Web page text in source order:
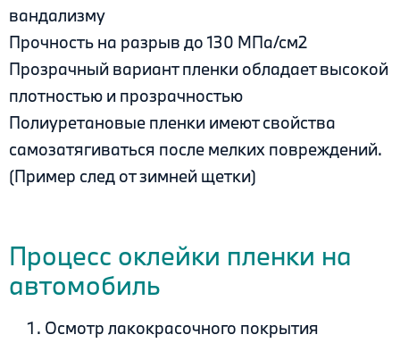
вандализму
Прочность на разрыв до 130 МПа/см2
Прозрачный вариант пленки обладает высокой
плотностью и прозрачностью
Полиуретановые пленки имеют свойства
самозатягиваться после мелких повреждений.
(Пример след от зимней щетки)
Процесс оклейки пленки на
автомобиль
Осмотр лакокрасочного покрытия